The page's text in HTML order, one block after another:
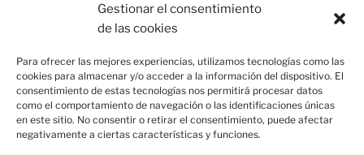
Gestionar el consentimiento
de las cookies
Para ofrecer las mejores experiencias, utilizamos tecnologías como las
cookies para almacenar y/o acceder a la información del dispositivo. El
consentimiento de estas tecnologías nos permitirá procesar datos
como el comportamiento de navegación o las identificaciones únicas
en este sitio. No consentir o retirar el consentimiento, puede afectar
negativamente a ciertas características y funciones.
«Aviso Legal»